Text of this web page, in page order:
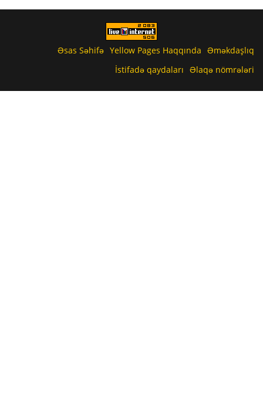
Əsas Səhifə Yellow Pages Haqqında Əməkdaşlıq
İstifadə qaydaları Əlaqə nömrələri